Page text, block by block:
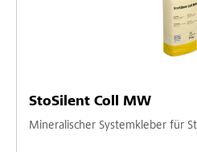
StoSilent Coll MW
Mineralischer Systemkleber für